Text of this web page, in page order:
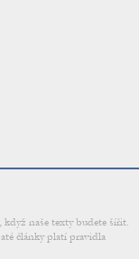
naše texty budete šířit.
články platí pravidla